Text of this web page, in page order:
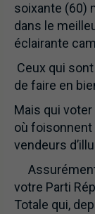
soixante (60)
dans le
éclairante
Ceux qui
de faire en
Mais qui
où
vendeurs
votre Parti
Totale qui,